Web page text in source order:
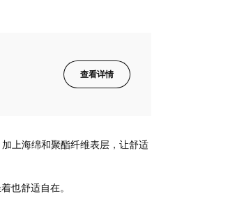
查看详情
上海绵和聚酯纤维表层，让舒适
也舒适自在。